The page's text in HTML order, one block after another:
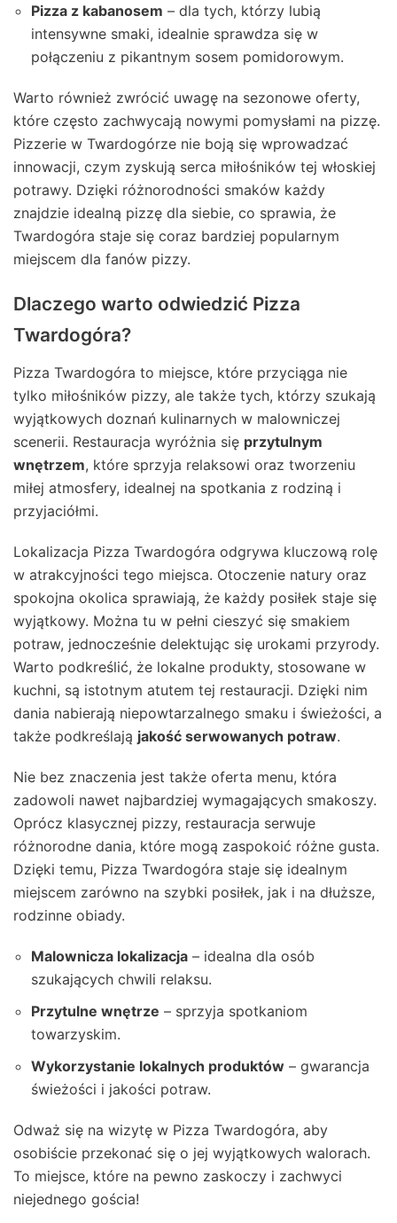
Pizza z kabanosem – dla tych, którzy lubią
intensywne smaki, idealnie sprawdza się w
połączeniu z pikantnym sosem pomidorowym.
Warto również zwrócić uwagę na sezonowe oferty,
które często zachwycają nowymi pomysłami na pizzę.
Pizzerie w Twardogórze nie boją się wprowadzać
innowacji, czym zyskują serca miłośników tej włoskiej
potrawy. Dzięki różnorodności smaków każdy
znajdzie idealną pizzę dla siebie, co sprawia, że
Twardogóra staje się coraz bardziej popularnym
miejscem dla fanów pizzy.
Dlaczego warto odwiedzić Pizza
Twardogóra?
Pizza Twardogóra to miejsce, które przyciąga nie
tylko miłośników pizzy, ale także tych, którzy szukają
wyjątkowych doznań kulinarnych w malowniczej
scenerii. Restauracja wyróżnia się przytulnym
wnętrzem, które sprzyja relaksowi oraz tworzeniu
miłej atmosfery, idealnej na spotkania z rodziną i
przyjaciółmi.
Lokalizacja Pizza Twardogóra odgrywa kluczową rolę
w atrakcyjności tego miejsca. Otoczenie natury oraz
spokojna okolica sprawiają, że każdy posiłek staje się
wyjątkowy. Można tu w pełni cieszyć się smakiem
potraw, jednocześnie delektując się urokami przyrody.
Warto podkreślić, że lokalne produkty, stosowane w
kuchni, są istotnym atutem tej restauracji. Dzięki nim
dania nabierają niepowtarzalnego smaku i świeżości, a
także podkreślają jakość serwowanych potraw.
Nie bez znaczenia jest także oferta menu, która
zadowoli nawet najbardziej wymagających smakoszy.
Oprócz klasycznej pizzy, restauracja serwuje
różnorodne dania, które mogą zaspokoić różne gusta.
Dzięki temu, Pizza Twardogóra staje się idealnym
miejscem zarówno na szybki posiłek, jak i na dłuższe,
rodzinne obiady.
Malownicza lokalizacja – idealna dla osób
szukających chwili relaksu.
Przytulne wnętrze – sprzyja spotkaniom
towarzyskim.
Wykorzystanie lokalnych produktów – gwarancja
świeżości i jakości potraw.
Odważ się na wizytę w Pizza Twardogóra, aby
osobiście przekonać się o jej wyjątkowych walorach.
To miejsce, które na pewno zaskoczy i zachwyci
niejednego gościa!